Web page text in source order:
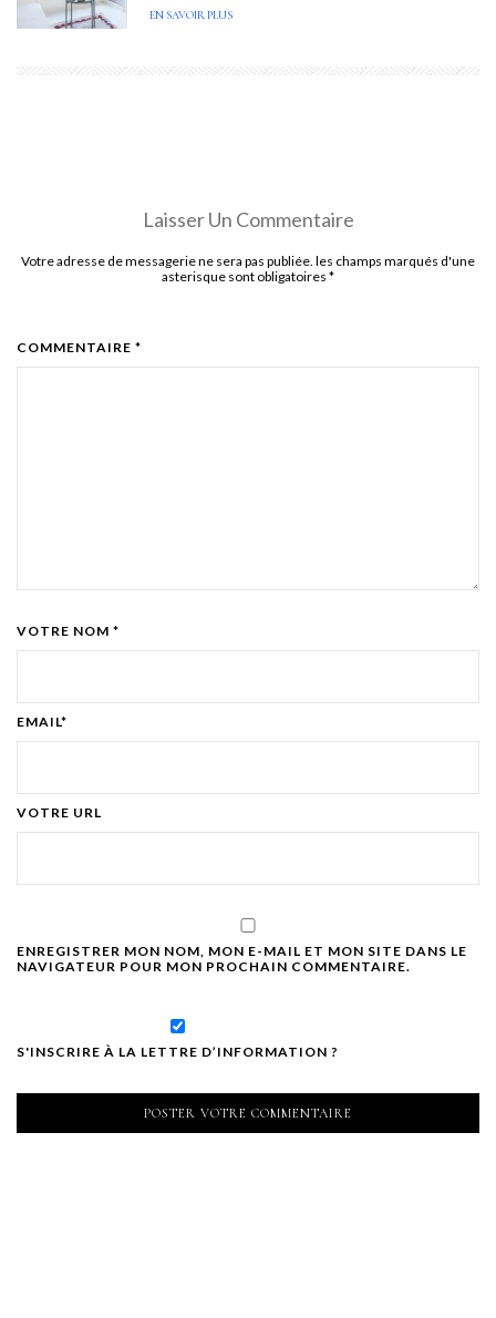
EN SAVOIR PLUS
Laisser Un Commentaire
Votre adresse de messagerie ne sera pas publiée. les champs marqués d'une
asterisque sont obligatoires *
COMMENTAIRE *
VOTRE NOM *
EMAIL*
VOTRE URL
ENREGISTRER MON NOM, MON E-MAIL ET MON SITE DANS LE
NAVIGATEUR POUR MON PROCHAIN COMMENTAIRE.
S'INSCRIRE À LA LETTRE D’INFORMATION ?